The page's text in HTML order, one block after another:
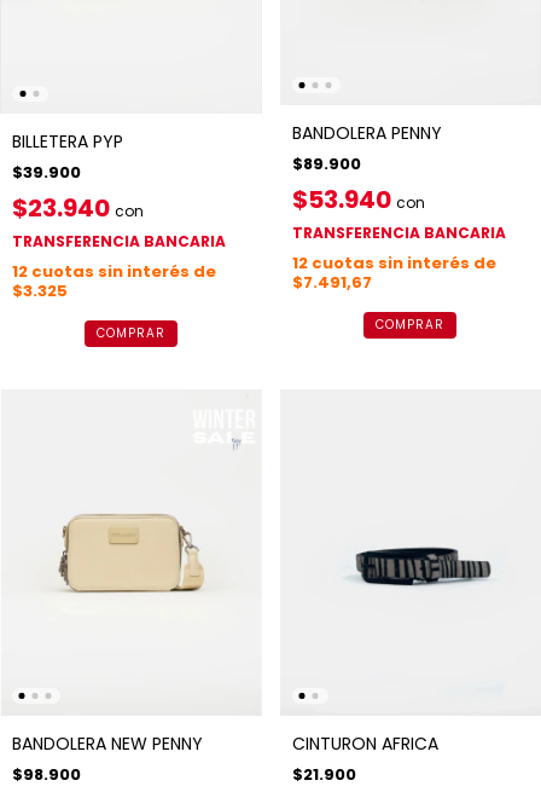
BILLETERA PYP
$39.900
$23.940 con
TRANSFERENCIA BANCARIA
12 cuotas sin interés de
$3.325
COMPRAR
BANDOLERA PENNY
$89.900
$53.940 con
TRANSFERENCIA BANCARIA
12 cuotas sin interés de
$7.491,67
COMPRAR
BANDOLERA NEW PENNY
$98.900
CINTURON AFRICA
$21.900